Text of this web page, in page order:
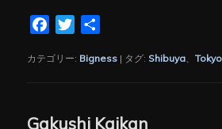
FacebookTwitter
カテゴリー: Bigness | タグ: Shibuya 、Tokyo
Gakushi Kaikan